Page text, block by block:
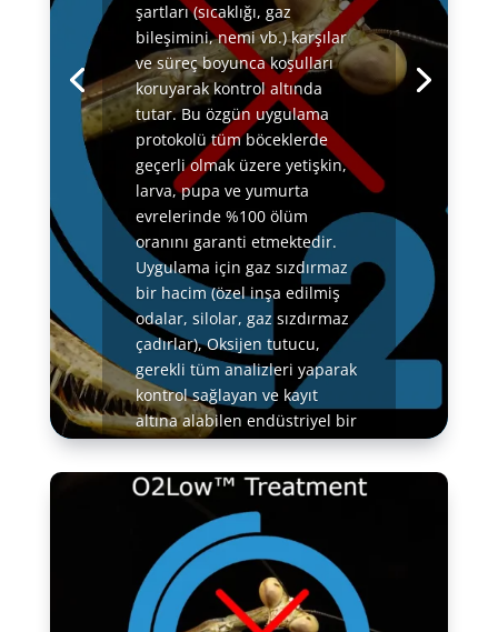
şartları (sıcaklığı, gaz
bileşimini, nemi vb.) karşılar
ve süreç boyunca koşulları
koruyarak kontrol altında
tutar. Bu özgün uygulama
protokolü tüm böceklerde
geçerli olmak üzere yetişkin,
larva, pupa ve yumurta
evrelerinde %100 ölüm
oranını garanti etmektedir.
Uygulama için gaz sızdırmaz
bir hacim (özel inşa edilmiş
odalar, silolar, gaz sızdırmaz
çadırlar), Oksijen tutucu,
gerekli tüm analizleri yaparak
kontrol sağlayan ve kayıt
altına alabilen endüstriyel bir
otomasyon gereklidir.
Daha fazla bilgi edinin